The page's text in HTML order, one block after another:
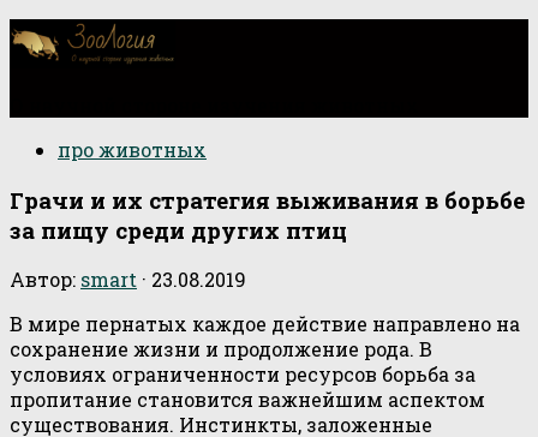
про животных
Грачи и их стратегия выживания в борьбе
за пищу среди других птиц
Автор: smart · 23.08.2019
В мире пернатых каждое действие направлено на
сохранение жизни и продолжение рода. В
условиях ограниченности ресурсов борьба за
пропитание становится важнейшим аспектом
существования. Инстинкты, заложенные